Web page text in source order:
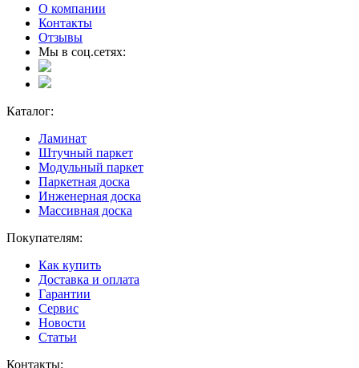
О компании
Контакты
Отзывы
Мы в соц.сетях:
Каталог:
Ламинат
Штучный паркет
Модульный паркет
Паркетная доска
Инженерная доска
Массивная доска
Покупателям:
Как купить
Доставка и оплата
Гарантии
Сервис
Новости
Статьи
Контакты: